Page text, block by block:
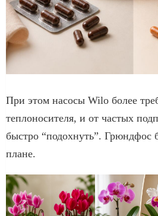
При этом насосы Wilo более
теплоносителя, и от частых
быстро “подохнуть”. Грюндфос
плане.